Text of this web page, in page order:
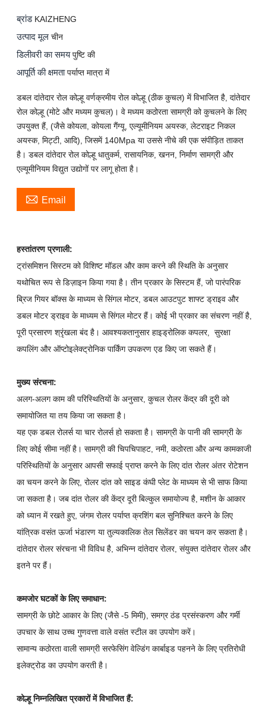
ब्रांड KAIZHENG
उत्पाद मूल चीन
डिलीवरी का समयपुष्टि की
आपूर्ति की क्षमतापर्याप्त मात्रा में
डबल दांतेदार रोल कोल्हू वर्णक्रमीय रोल कोल्हू (ठीक कुचल) में विभाजित है, दांतेदार
रोल कोल्हू (मोटे और मध्यम कुचल)। वे मध्यम कठोरता सामग्री को कुचलने के लिए
उपयुक्त हैं, (जैसे कोयला, कोयला गैंग्यू, एल्यूमीनियम अयस्क, लेटराइट निकल
अयस्क, मिट्टी, आदि), जिसमें 140Mpa या उससे नीचे की एक संपीड़ित ताकत
है। डबल दांतेदार रोल कोल्हू धातुकर्म, रासायनिक, खनन, निर्माण सामग्री और
एल्यूमीनियम विद्युत उद्योगों पर लागू होता है।
 Email
हस्तांतरण प्रणाली:
ट्रांसमिशन सिस्टम को विशिष्ट मॉडल और काम करने की स्थिति के अनुसार
यथोचित रूप से डिज़ाइन किया गया है। तीन प्रकार के सिस्टम हैं, जो पारंपरिक
ब्रिज गियर बॉक्स के माध्यम से सिंगल मोटर, डबल आउटपुट शाफ्ट ड्राइव और
डबल मोटर ड्राइव के माध्यम से सिंगल मोटर हैं। कोई भी प्रकार का संचरण नहीं है,
पूरी प्रसारण श्रृंखला बंद है। आवश्यकतानुसार हाइड्रोलिक कपलर, सुरक्षा
कपलिंग और ऑप्टोइलेक्ट्रोनिक पार्किंग उपकरणएड किए जा सकते हैं।
मुख्य संरचना:
अलग-अलग काम की परिस्थितियों के अनुसार, कुचल रोलर केंद्र की दूरी को
समायोजित या तय किया जा सकता है।
यह एक डबल रोलर्स या चार रोलर्स हो सकता है। सामग्री के पानी की सामग्री के
लिए कोई सीमा नहीं है। सामग्री की चिपचिपाहट, नमी, कठोरता और अन्य कामकाजी
परिस्थितियों के अनुसार आपसी सफाई प्राप्त करने के लिए दांत रोलर अंतर रोटेशन
का चयन करने के लिए, रोलर दांत को साइड कंघी प्लेट के माध्यम से भी साफ किया
जा सकता है। जब दांत रोलर की केंद्र दूरी बिल्कुल समायोज्य है, मशीन के आकार
को ध्यान में रखते हुए, जंगम रोलर पर्याप्त क्रशिंग बल सुनिश्चित करने के लिए
यांत्रिक वसंत ऊर्जा भंडारण या तुल्यकालिक तेल सिलेंडर का चयन कर सकता है।
दांतेदार रोलर संरचना भी विविध है, अभिन्न दांतेदार रोलर, संयुक्त दांतेदार रोलर और
इतने पर हैं।
कमजोर घटकों के लिए समाधान:
सामग्री के छोटे आकार के लिए (जैसे -5 मिमी), समग्र ठंड प्रसंस्करण और गर्मी
उपचार के साथ उच्च गुणवत्ता वाले वसंत स्टील का उपयोग करें।
सामान्य कठोरता वाली सामग्री सरफेसिंग वेल्डिंग कार्बाइड पहनने के लिए प्रतिरोधी
इलेक्ट्रोड का उपयोग करती है।
कोल्हू निम्नलिखित प्रकारों में विभाजित हैं: